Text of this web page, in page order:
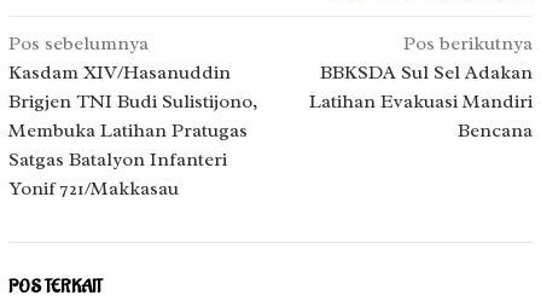
Navigasi
pos
Pos sebelumnya
Kasdam XIV/Hasanuddin
Brigjen TNI Budi Sulistijono,
Membuka Latihan Pratugas
Satgas Batalyon Infanteri
Yonif 721/Makkasau
Pos berikutnya
BBKSDA Sul Sel Adakan
Latihan Evakuasi Mandiri
Bencana
POS TERKAIT